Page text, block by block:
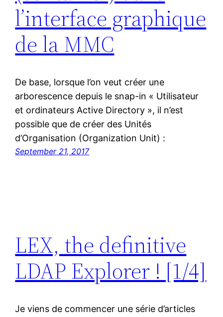
l’interface graphique
de la MMC
De base, lorsque l’on veut créer une
arborescence depuis le snap-in « Utilisateur
et ordinateurs Active Directory », il n’est
possible que de créer des Unités
d’Organisation (Organization Unit) :
September 21, 2017
LEX, the definitive
LDAP Explorer ! [1/4]
Je viens de commencer une série d’articles